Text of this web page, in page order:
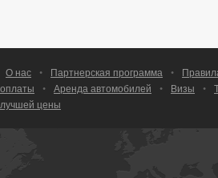
О нас • Партнерская программа •
оплаты
• Аренда автомобилей • Визы •
лучшей цены